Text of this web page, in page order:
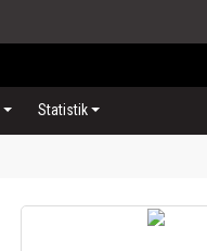
Statistik